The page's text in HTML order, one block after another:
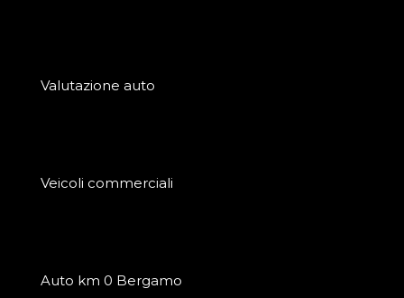
Valutazione auto
Veicoli commerciali
Auto km 0 Bergamo